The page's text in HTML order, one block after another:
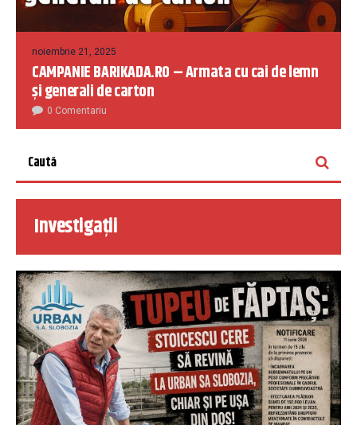
noiembrie 21, 2025
CAMPANIE BARIKADA.RO – Armata cu cai de lemn
și generali de carton
0 Comentariu
Investigații